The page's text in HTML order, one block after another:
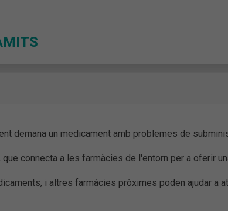
demana un medicament amb problemes de
connecta a les farmàcies de l'entorn per a oferir
i altres farmàcies pròximes poden ajudar a